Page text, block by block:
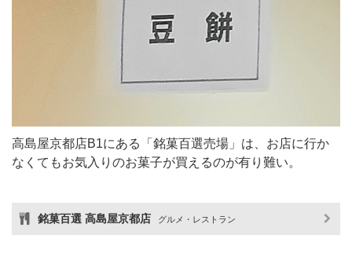
高島屋京都店B1にある「銘菓百選売場」は、お店に行か
なくてもお気入りのお菓子が買えるのが有り難い。
銘菓百選 高島屋京都店 グルメ・レストラン